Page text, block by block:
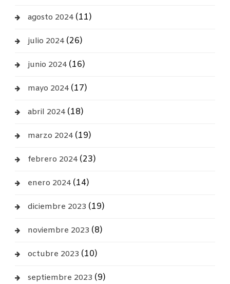
agosto 2024(11)
julio 2024(26)
junio 2024(16)
mayo 2024(17)
abril 2024(18)
marzo 2024(19)
febrero 2024(23)
enero 2024(14)
diciembre 2023 (19)
noviembre 2023 (8)
octubre 2023 (10)
septiembre 2023 (9)